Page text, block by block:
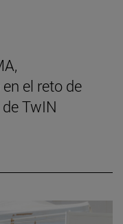
el reto de
TwIN